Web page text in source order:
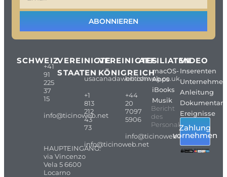
ABONNIEREN
SCHWEIZ
+41
91
225
37
15
info@ticinoweb.net
HAUPTEINGANG:
via Vincenzo
Vela 5 6600
Locarno
VEREINIGTE
STAATEN
usacanadaweb.com
+1
813
212
43
73
info@ticinoweb.net
VEREINIGTES
KÖNIGREICH
britishweb.co.uk
+44
20
7097
5906
info@ticinoweb.net
AFFILIATEN
macOS-
Apps
iBooks
Musik
Bericht
des
Personals
VIDEO
Inserenten
Unternehmen
Anleitung
Ereignisse
Zahlung
vornehmen